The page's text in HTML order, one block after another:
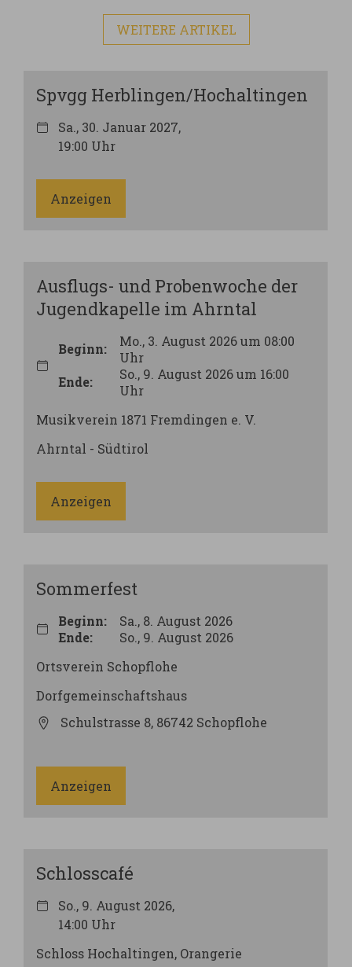
WEITERE ARTIKEL
Spvgg Herblingen/Hochaltingen
Sa., 30. Januar 2027,
19:00 Uhr
Anzeigen
Ausflugs- und Probenwoche der
Jugendkapelle im Ahrntal
Beginn:
Mo., 3. August 2026 um 08:00
Uhr
Ende:
So., 9. August 2026 um 16:00
Uhr
Musikverein 1871 Fremdingen e. V.
Ahrntal - Südtirol
Anzeigen
Sommerfest
Beginn:
Sa., 8. August 2026
Ende:
So., 9. August 2026
Ortsverein Schopflohe
Dorfgemeinschaftshaus
Schulstrasse 8, 86742 Schopflohe
Anzeigen
Schlosscafé
So., 9. August 2026,
14:00 Uhr
Schloss Hochaltingen, Orangerie